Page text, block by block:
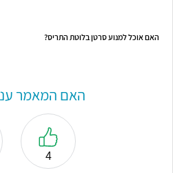
האם אוכל למנוע סרטן בלוטת התריס?
האם המאמר
4